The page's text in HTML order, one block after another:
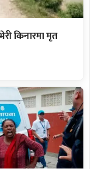
किनारमा मृत